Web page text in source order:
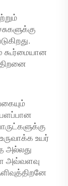
கூர்மையான
உயர்
அல்லது
அவ்வளவு